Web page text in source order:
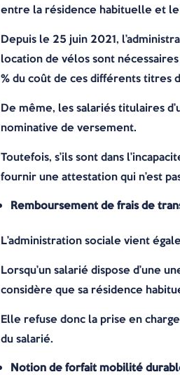
entre la résidence habituelle et le
Depuis le 25 juin 2021,
location de vélos sont
% du coût de ces différents titres
De même, les salariés titulaires
nominative de versement.
Toutefois, s’ils sont dans
fournir une attestation qui n’est
Remboursement de frais de
L’administration sociale vient
Lorsqu’un salarié dispose d’une
considère que sa résidence
Elle refuse donc la prise en
du salarié.
Notion de forfait mobilité